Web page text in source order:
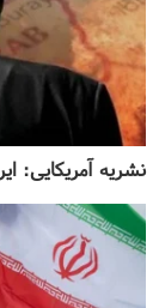
نشریه آمریکایی: